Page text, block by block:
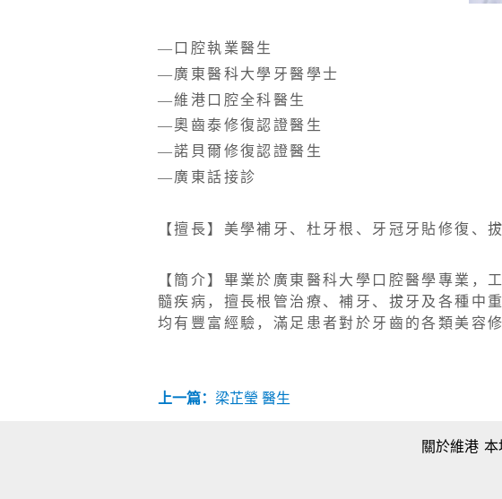
—⼝腔執業醫⽣
—廣東醫科大學牙醫學士
—維港⼝腔全科醫⽣
—奧齒泰修復認證醫生
—諾貝爾修復認證醫生
—廣東話接診
【擅長】美學補牙、杜牙根、牙冠牙貼修復、
【簡介】畢業於廣東醫科⼤學⼝腔醫學專業，
髓疾病，擅⻑根管治療、補⽛、拔⽛及各種中
均有豐富經驗，滿⾜患者對於⽛⿒的各類美容修
上一篇： 梁芷瑩 醫生
關於維港 本